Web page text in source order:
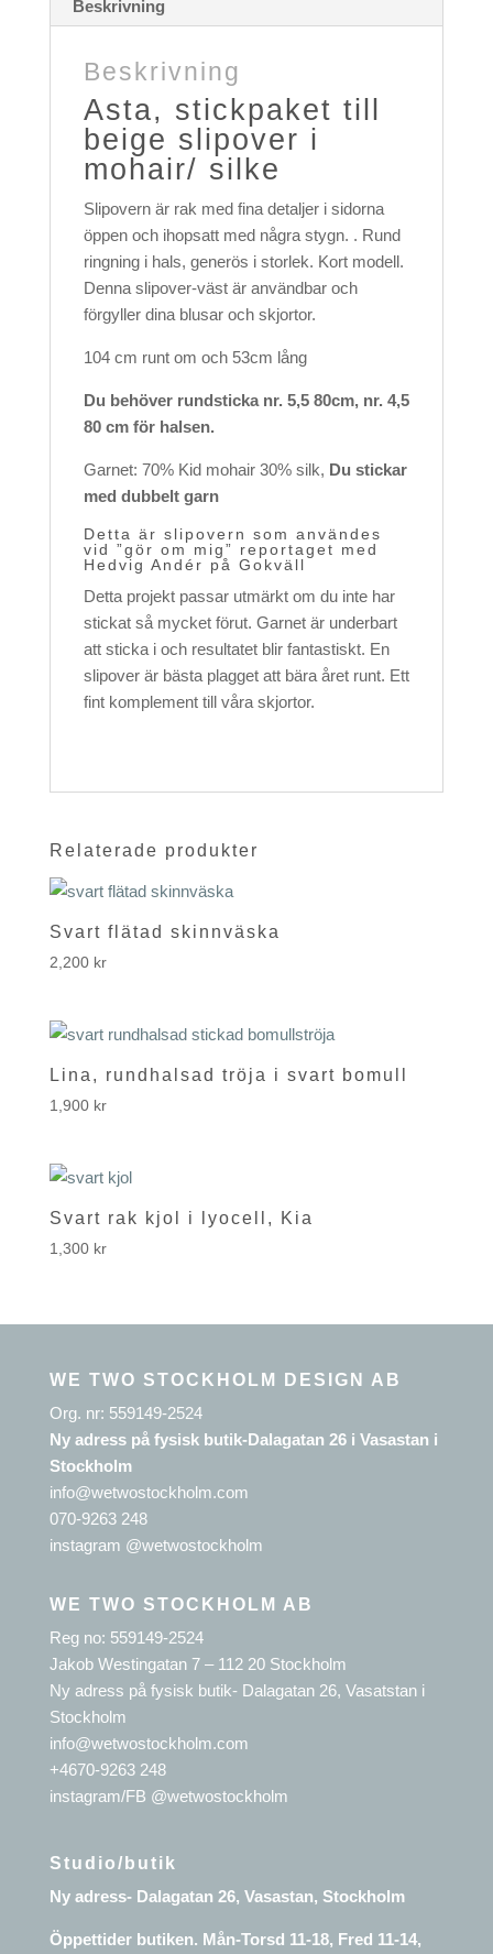
Beskrivning
Beskrivning
Asta, stickpaket till
beige slipover i
mohair/ silke
Slipovern är rak med fina detaljer i sidorna
öppen och ihopsatt med några stygn. . Rund
ringning i hals, generös i storlek. Kort modell.
Denna slipover-väst är användbar och
förgyller dina blusar och skjortor.
104 cm runt om och 53cm lång
Du behöver rundsticka nr. 5,5 80cm, nr. 4,5
80 cm för halsen.
Garnet: 70% Kid mohair 30% silk, Du stickar
med dubbelt garn
Detta är slipovern som användes
vid ”gör om mig” reportaget med
Hedvig Andér på Gokväll
Detta projekt passar utmärkt om du inte har
stickat så mycket förut. Garnet är underbart
att sticka i och resultatet blir fantastiskt. En
slipover är bästa plagget att bära året runt. Ett
fint komplement till våra skjortor.
Relaterade produkter
Svart flätad skinnväska
2,200 kr
Lina, rundhalsad tröja i svart bomull
1,900 kr
Svart rak kjol i lyocell, Kia
1,300 kr
WE TWO STOCKHOLM DESIGN AB
Org. nr: 559149-2524
Ny adress på fysisk butik-Dalagatan 26 i Vasastan i
Stockholm
info@wetwostockholm.com
070-9263 248
instagram @wetwostockholm
WE TWO STOCKHOLM AB
Reg no: 559149-2524
Jakob Westingatan 7 – 112 20 Stockholm
Ny adress på fysisk butik- Dalagatan 26, Vasatstan i
Stockholm
info@wetwostockholm.com
+4670-9263 248
instagram/FB @wetwostockholm
Studio/butik
Ny adress- Dalagatan 26, Vasastan, Stockholm
Öppettider butiken. Mån-Torsd 11-18, Fred 11-14,